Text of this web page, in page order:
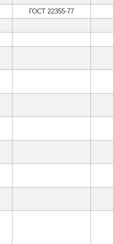
ГОСТ 22355-77